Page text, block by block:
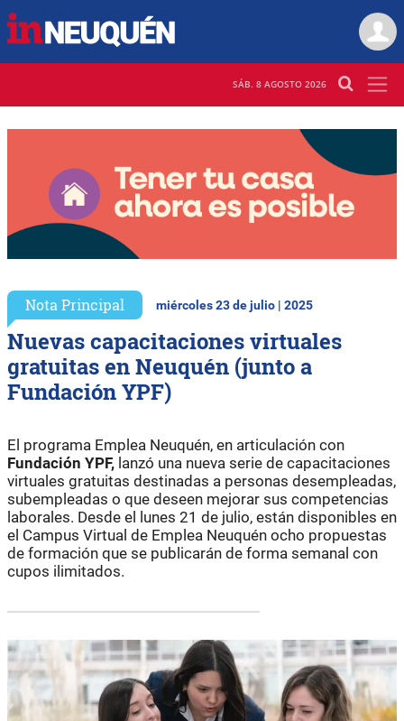
SÁB. 8 AGOSTO 2026
Nota Principal miércoles 23 de julio | 2025
Nuevas capacitaciones virtuales
gratuitas en Neuquén (junto a
Fundación YPF)
El programa Emplea Neuquén, en articulación con
Fundación YPF, lanzó una nueva serie de capacitaciones
virtuales gratuitas destinadas a personas desempleadas,
subempleadas o que deseen mejorar sus competencias
laborales. Desde el lunes 21 de julio, están disponibles en
el Campus Virtual de Emplea Neuquén ocho propuestas
de formación que se publicarán de forma semanal con
cupos ilimitados.